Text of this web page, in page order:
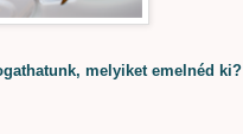
melyiket emelnéd ki?